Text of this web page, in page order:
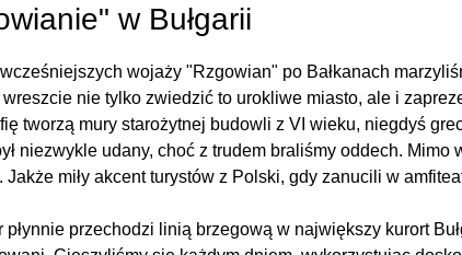
w Bułgarii
wojaży "Rzgowian" po Bałkanach
wreszcie nie tylko zwiedzić to urokliwe miasto, ale i
tworzą mury starożytnej budowli z VI wieku, niegdyś
niezwykle udany, choć z trudem braliśmy oddech.
Jakże miły akcent turystów z Polski, gdy zanucili w
płynnie przechodzi linią brzegową w największy kurort